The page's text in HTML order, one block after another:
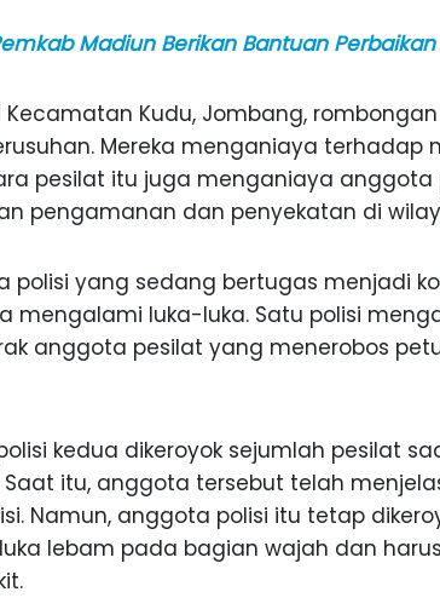
Madiun Berikan Bantuan Perbaikan
Kecamatan Kudu, Jombang,
Mereka menganiaya terhadap
pesilat itu juga menganiaya anggota
pengamanan dan penyekatan di
polisi yang sedang bertugas menjadi
mengalami luka-luka. Satu polisi
anggota pesilat yang menerobos
kedua dikeroyok sejumlah pesilat
itu, anggota tersebut telah
Namun, anggota polisi itu tetap
lebam pada bagian wajah dan
DAN PAHIT, NIKMATNYA
MADIUN
ANAK-
SEJAK